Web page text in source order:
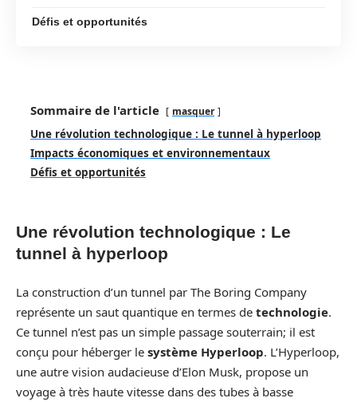
Défis et opportunités
Sommaire de l'article masquer
Une révolution technologique : Le tunnel à hyperloop
Impacts économiques et environnementaux
Défis et opportunités
Une révolution technologique : Le
tunnel à hyperloop
La construction d’un tunnel par The Boring Company
représente un saut quantique en termes de technologie.
Ce tunnel n’est pas un simple passage souterrain; il est
conçu pour héberger le système Hyperloop. L’Hyperloop,
une autre vision audacieuse d’Elon Musk, propose un
voyage à très haute vitesse dans des tubes à basse